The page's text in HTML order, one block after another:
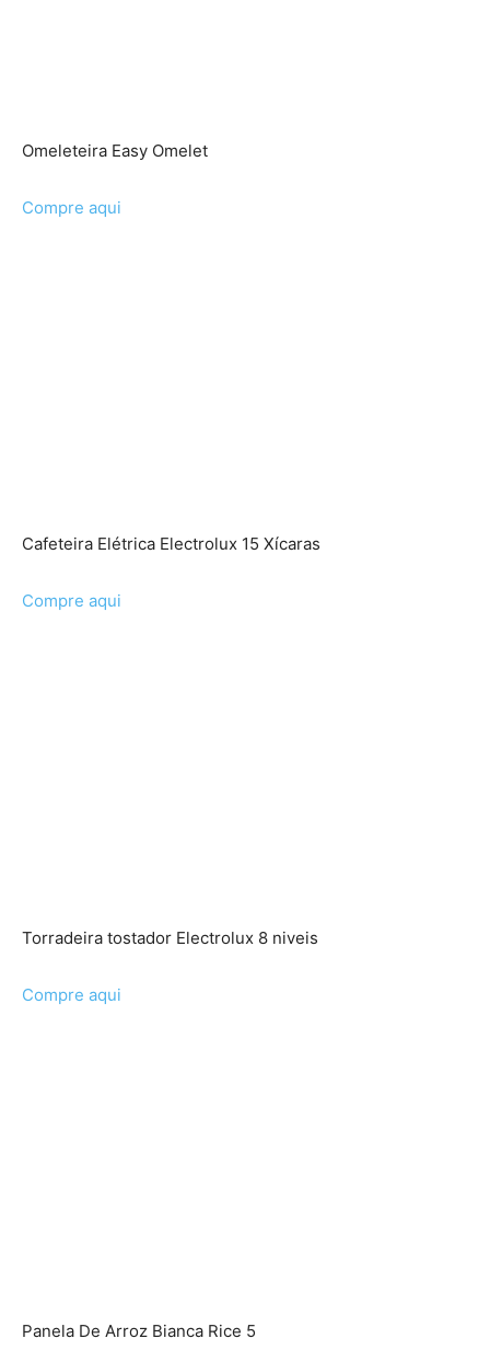
Omeleteira Easy Omelet
Compre aqui
Cafeteira Elétrica Electrolux 15 Xícaras
Compre aqui
Torradeira tostador Electrolux 8 niveis
Compre aqui
Panela De Arroz Bianca Rice 5